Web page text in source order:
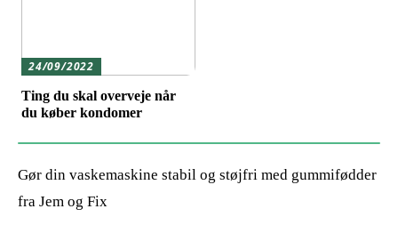
24/09/2022
Ting du skal overveje når
du køber kondomer
Gør din vaskemaskine stabil og støjfri med gummifødder
fra Jem og Fix